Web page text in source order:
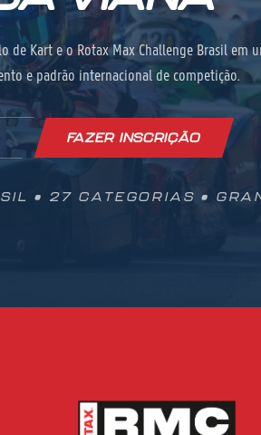
de Kart e o Rotax Max Challenge Brasil em
e padrão internacional de competição.
FAZER INSCRIÇÃO
• 27 CATEGORIAS •